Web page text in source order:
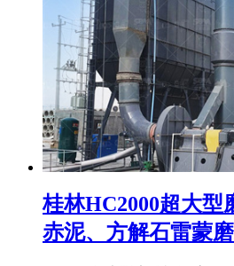
桂林HC2000超大型
赤泥、方解石雷蒙